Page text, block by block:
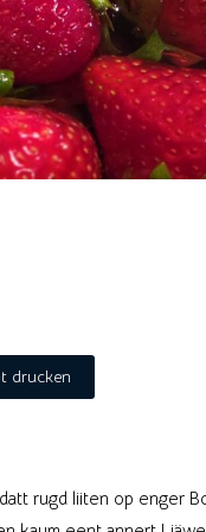
drucken
rugd liiten op enger